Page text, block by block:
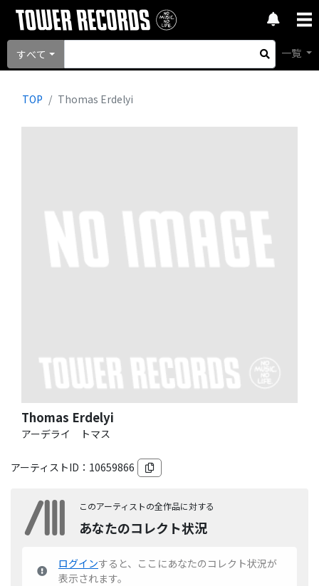
すべて 一覧
TOP Thomas Erdelyi
Thomas Erdelyi
アーデライ トマス
アーティストID： 10659866
このアーティストの全作品に対する
あなたのコレクト状況
ログインすると、ここにあなたのコレクト状況が
表示されます。